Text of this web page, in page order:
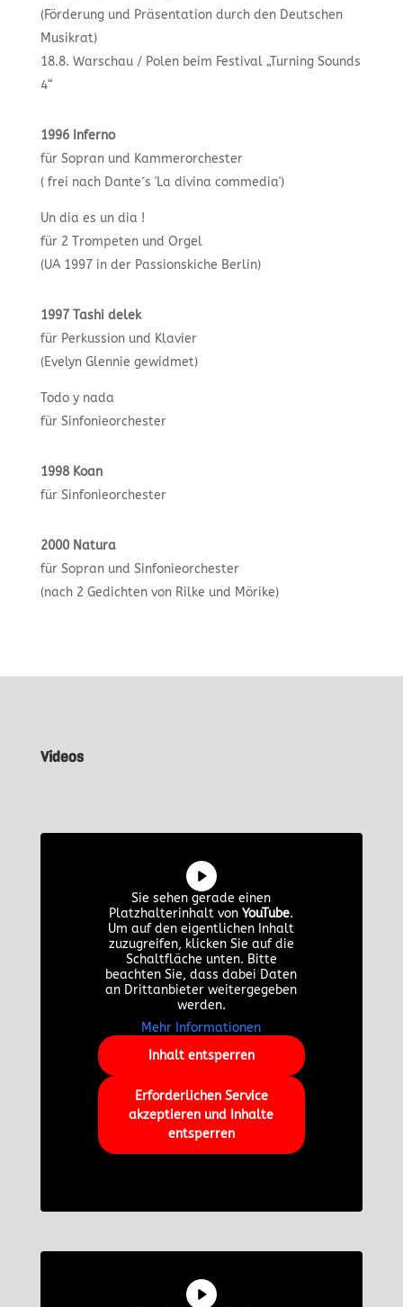
(Förderung und Präsentation durch den Deutschen
Musikrat)
18.8. Warschau / Polen beim Festival „Turning Sounds
4“
1996 Inferno
für Sopran und Kammerorchester
( frei nach Dante´s 'La divina commedia')
Un dia es un dia !
für 2 Trompeten und Orgel
(UA 1997 in der Passionskiche Berlin)
1997 Tashi delek
für Perkussion und Klavier
(Evelyn Glennie gewidmet)
Todo y nada
für Sinfonieorchester
1998 Koan
für Sinfonieorchester
2000 Natura
für Sopran und Sinfonieorchester
(nach 2 Gedichten von Rilke und Mörike)
Videos
Sie sehen gerade einen
Platzhalterinhalt vonYouTube.
Um auf den eigentlichen Inhalt
zuzugreifen, klicken Sie auf die
Schaltfläche unten. Bitte
beachten Sie, dass dabei Daten
an Drittanbieter weitergegeben
werden.
Mehr Informationen
Inhalt entsperren
Erforderlichen Service
akzeptieren und Inhalte
entsperren